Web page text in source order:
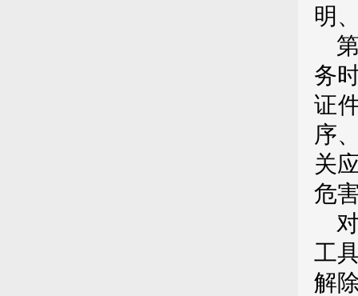
明
务
证
序
关
危
工
解